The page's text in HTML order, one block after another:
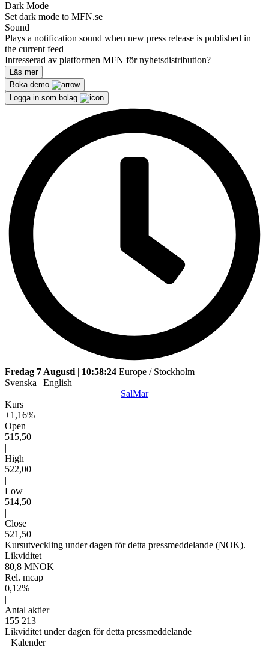
Dark Mode
Set dark mode to MFN.se
Sound
Plays a notification sound when new press release is published in
the current feed
Intresserad av platformen MFN för nyhetsdistribution?
Läs mer
Boka demo
Logga in som bolag
Fredag 7 Augusti | 10:58:24 Europe / Stockholm
Svenska | English
SalMar
Kurs
+1,16%
Open
515,50
|
High
522,00
|
Low
514,50
|
Close
521,50
Kursutveckling under dagen för detta pressmeddelande (NOK).
Likviditet
80,8 MNOK
Rel. mcap
0,12%
|
Antal aktier
155 213
Likviditet under dagen för detta pressmeddelande
Kalender